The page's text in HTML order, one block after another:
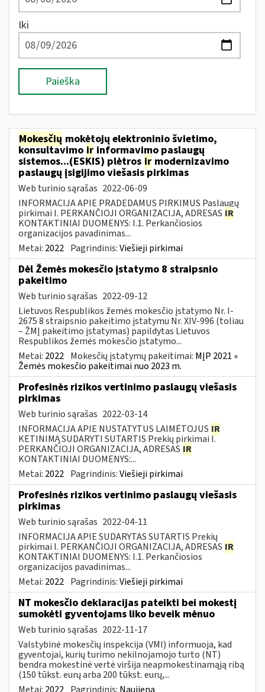
Iki
Paieška
Mokesčių mokėtojų elektroninio švietimo,
konsultavimo ir informavimo paslaugų
sistemos...(ESKIS) plėtros ir modernizavimo
paslaugų įsigijimo viešasis pirkimas
Web turinio sąrašas 2022-06-09
INFORMACIJA APIE PRADEDAMUS PIRKIMUS Paslaugų
pirkimai I. PERKANČIOJI ORGANIZACIJA, ADRESAS IR
KONTAKTINIAI DUOMENYS: I.1. Perkančiosios
organizacijos pavadinimas...
Metai: 2022 Pagrindinis:Viešieji pirkimai
Dėl Žemės mokesčio įstatymo 8 straipsnio
pakeitimo
Web turinio sąrašas 2022-09-12
Lietuvos Respublikos žemės mokesčio įstatymo Nr. I-
2675 8 straipsnio pakeitimo įstatymu Nr. XIV-996 (toliau
– ŽMĮ pakeitimo įstatymas) papildytas Lietuvos
Respublikos žemės mokesčio įstatymo...
Metai: 2022 Mokesčių įstatymų pakeitimai: MĮP 2021 »
Žemės mokesčio pakeitimai nuo 2023 m.
Profesinės rizikos vertinimo paslaugų viešasis
pirkimas
Web turinio sąrašas 2022-03-14
INFORMACIJA APIE NUSTATYTUS LAIMĖTOJUS IR
KETINIMĄ SUDARYTI SUTARTIS Prekių pirkimai I.
PERKANČIOJI ORGANIZACIJA, ADRESAS IR
KONTAKTINIAI DUOMENYS:...
Metai: 2022 Pagrindinis:Viešieji pirkimai
Profesinės rizikos vertinimo paslaugų viešasis
pirkimas
Web turinio sąrašas 2022-04-11
INFORMACIJA APIE SUDARYTAS SUTARTIS Prekių
pirkimai I. PERKANČIOJI ORGANIZACIJA, ADRESAS IR
KONTAKTINIAI DUOMENYS: I.1. Perkančiosios
organizacijos pavadinimas...
Metai: 2022 Pagrindinis:Viešieji pirkimai
NT mokesčio deklaracijas pateikti bei mokestį
sumokėti gyventojams liko beveik mėnuo
Web turinio sąrašas 2022-11-17
Valstybinė mokesčių inspekcija (VMI) informuoja, kad
gyventojai, kurių turimo nekilnojamojo turto (NT)
bendra mokestinė vertė viršija neapmokestinamąją ribą
(150 tūkst. eurų arba 200 tūkst. eurų,...
Metai: 2022 Pagrindinis: Naujiena